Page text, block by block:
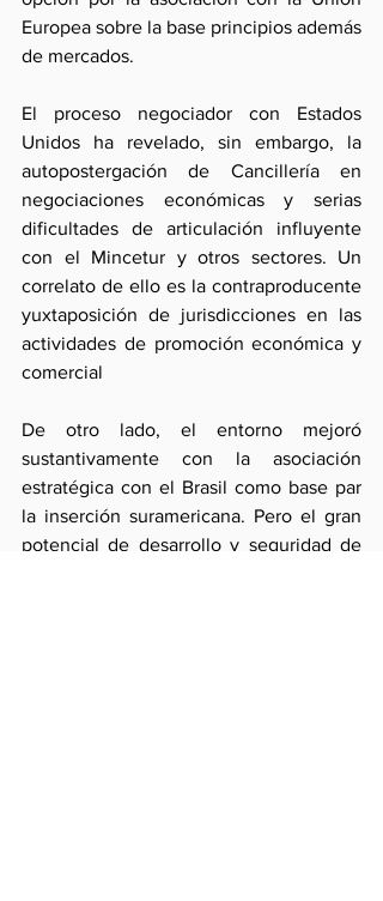
Europea sobre la base principios además
de mercados.
El proceso negociador con Estados
Unidos ha revelado, sin embargo, la
autopostergación de Cancillería en
negociaciones económicas y serias
dificultades de articulación influyente
con el Mincetur y otros sectores. Un
correlato de ello es la contraproducente
yuxtaposición de jurisdicciones en las
actividades de promoción económica y
comercial
De otro lado, el entorno mejoró
sustantivamente con la asociación
estratégica con el Brasil como base par
la inserción suramericana. Pero el gran
potencial de desarrollo y seguridad de